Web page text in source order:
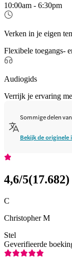
10:00am - 6:30pm
Verken in je eigen
Flexibele toegangs-
Audiogids
Verrijk je ervaring
Sommige delen
Bekijk de originele
4,6/5(17.682)
C
Christopher M
Stel
Geverifieerde